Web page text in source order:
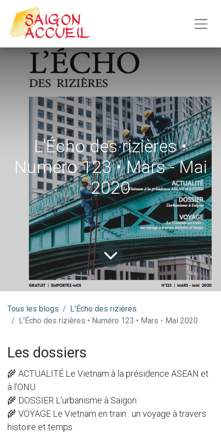
L'Écho des rizières •
Numéro 123 • Mars - Mai
2020
Tous les blogs
​L'Écho des rizières
L'Écho des rizières • Numéro 123 • Mars - Mai 2020
Les dossiers
🌾 ACTUALITÉ Le Vietnam à la présidence ASEAN et
à l’ONU
🌾 DOSSIER L’urbanisme à Saïgon
🌾 VOYAGE Le Vietnam en train : un voyage à travers
histoire et temps